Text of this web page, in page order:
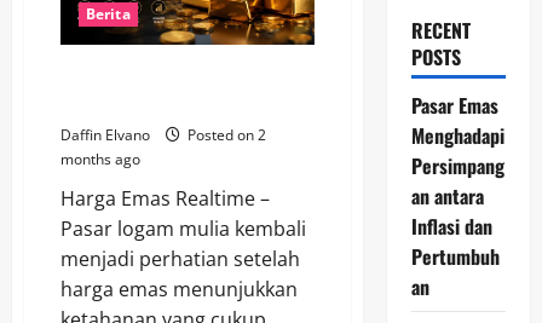
Berita
Daffin Elvano
Posted on 2
months ago
Harga Emas Realtime –
Pasar logam mulia kembali
menjadi perhatian setelah
harga emas menunjukkan
RECENT
POSTS
Pasar Emas
Menghadapi
Persimpang
an antara
Inflasi dan
Pertumbuh
an